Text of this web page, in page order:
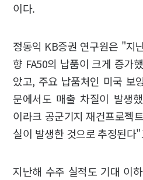
이다.
정동익 KB증권 연구원은 "지
향 FA50의 납품이 크게 증가
았고, 주요 납품처인 미국 보
문에서도 매출 차질이 발생
이라크 공군기지 재건프로젝
실이 발생한 것으로 추정된다
지난해 수주 실적도 기대 이